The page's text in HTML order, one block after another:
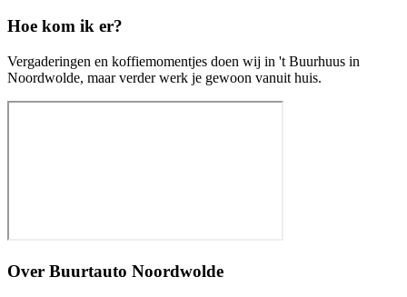
Hoe kom ik er?
Vergaderingen en koffiemomentjes doen wij in 't Buurhuus in
Noordwolde, maar verder werk je gewoon vanuit huis.
Over Buurtauto Noordwolde